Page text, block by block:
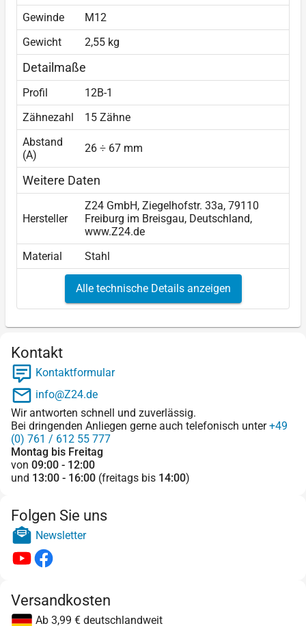
Gewinde
M12
Gewicht
2,55 kg
Detailmaße
Profil
12B-1
Zähnezahl
15 Zähne
Abstand
(A)
26 ÷ 67 mm
Weitere Daten
Hersteller
Z24 GmbH, Ziegelhofstr. 33a, 79110
Freiburg im Breisgau, Deutschland,
www.Z24.de
Material
Stahl
Alle technische Details anzeigen
Kontakt
Kontaktformular
info@Z24.de
Wir antworten schnell und zuverlässig.
Bei dringenden Anliegen gerne auch telefonisch unter+49
(0) 761 / 612 55 777
Montag bis Freitag
von 09:00 - 12:00
und 13:00 - 16:00 (freitags bis 14:00)
Folgen Sie uns
Newsletter
Versandkosten
Ab 3,99 € deutschlandweit